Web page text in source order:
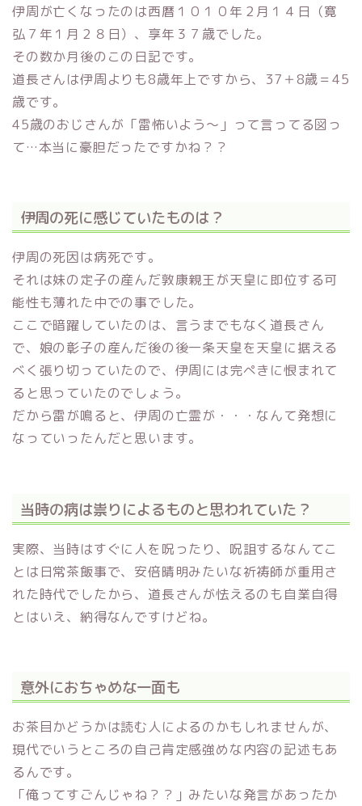
伊周が亡くなったのは西暦１０１０年２月１４日（寛
弘７年１月２８日）、享年３７歳でした。
その数か月後のこの日記です。
道長さんは伊周よりも8歳年上ですから、37＋8歳＝45
歳です。
45歳のおじさんが「雷怖いよう～」って言ってる図っ
て…本当に豪胆だったですかね？？
伊周の死に感じていたものは？
伊周の死因は病死です。
それは妹の定子の産んだ敦康親王が天皇に即位する可
能性も薄れた中での事でした。
ここで暗躍していたのは、言うまでもなく道長さん
で、娘の彰子の産んだ後の後一条天皇を天皇に据える
べく張り切っていたので、伊周には完ぺきに恨まれて
ると思っていたのでしょう。
だから雷が鳴ると、伊周の亡霊が・・・なんて発想に
なっていったんだと思います。
当時の病は祟りによるものと思われていた？
実際、当時はすぐに人を呪ったり、呪詛するなんてこ
とは日常茶飯事で、安倍晴明みたいな祈祷師が重用さ
れた時代でしたから、道長さんが怯えるのも自業自得
とはいえ、納得なんですけどね。
意外におちゃめな一面も
お茶目かどうかは読む人によるのかもしれませんが、
現代でいうところの自己肯定感強めな内容の記述もあ
るんです。
「俺ってすごんじゃね？？」みたいな発言があったか